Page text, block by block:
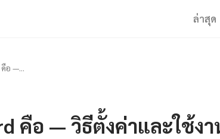
ล่าสุด
อ —...
คือ — วิธีตั้งค่าและใช้ง